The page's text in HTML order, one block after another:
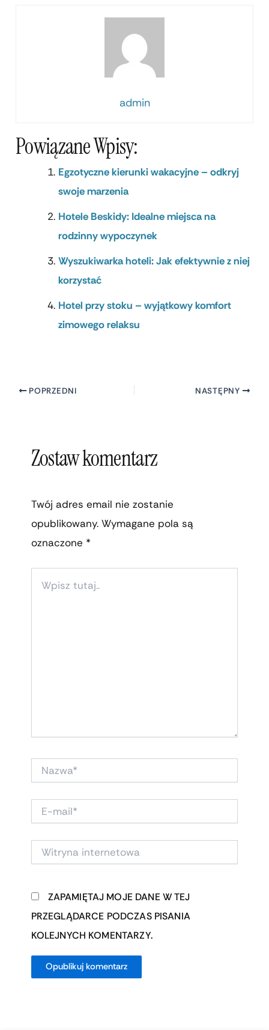
admin
Powiązane Wpisy:
Egzotyczne kierunki wakacyjne – odkryj
swoje marzenia
Hotele Beskidy: Idealne miejsca na
rodzinny wypoczynek
Wyszukiwarka hoteli: Jak efektywnie z niej
korzystać
Hotel przy stoku – wyjątkowy komfort
zimowego relaksu
POPRZEDNI NASTĘPNY
Zostaw komentarz
Twój adres email nie zostanie
opublikowany. Wymagane pola są
oznaczone *
TUTAJ..
NAZWA*
MAIL*
WITRYNA
INTERNETOWA
ZAPAMIĘTAJ MOJE DANE W TEJ
PRZEGLĄDARCE PODCZAS PISANIA
KOLEJNYCH KOMENTARZY.